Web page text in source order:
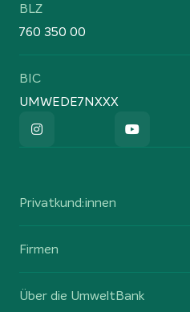
BLZ
760 350 00
BIC
UMWEDE7NXXX
Privatkund:innen
Firmen
Über die UmweltBank